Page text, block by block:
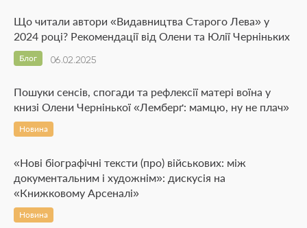
Що читали автори «Видавництва Старого Лева» у
2024 році? Рекомендації від Олени та Юлії Черніньких
06.02.2025
Блог
Пошуки сенсів, спогади та рефлексії матері воїна у
книзі Олени Чернінької «Лемберґ: мамцю, ну не плач»
Новина
«Нові біографічні тексти (про) військових: між
документальним і художнім»: дискусія на
«Книжковому Арсеналі»
Новина